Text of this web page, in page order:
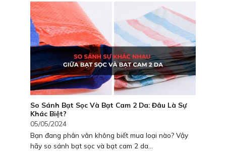
So Sánh Bạt Sọc Và Bạt Cam 2 Da: Đâu Là Sự
Khác Biệt?
05/05/2024
Bạn đang phân vân không biết mua loại nào? Vậy
hãy so sánh bạt sọc và bạt cam 2 da...